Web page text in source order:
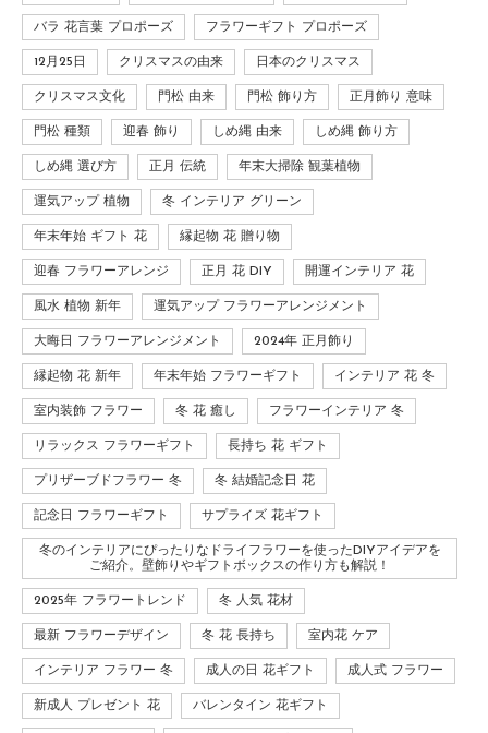
バラ 花言葉 プロポーズ フラワーギフト プロポーズ
12月25日 クリスマスの由来 日本のクリスマス
クリスマス文化 門松 由来 門松 飾り方 正月飾り 意味
門松 種類 迎春 飾り しめ縄 由来 しめ縄 飾り方
しめ縄 選び方 正月 伝統 年末大掃除 観葉植物
運気アップ 植物 冬 インテリア グリーン
年末年始 ギフト 花 縁起物 花 贈り物
迎春 フラワーアレンジ 正月 花 DIY 開運インテリア 花
風水 植物 新年 運気アップ フラワーアレンジメント
大晦日 フラワーアレンジメント 2024年 正月飾り
縁起物 花 新年 年末年始 フラワーギフト インテリア 花 冬
室内装飾 フラワー 冬 花 癒し フラワーインテリア 冬
リラックス フラワーギフト 長持ち 花 ギフト
プリザーブドフラワー 冬 冬 結婚記念日 花
記念日 フラワーギフト サプライズ 花ギフト
冬のインテリアにぴったりなドライフラワーを使ったDIYアイデアを
ご紹介。壁飾りやギフトボックスの作り方も解説！
2025年 フラワートレンド 冬 人気 花材
最新 フラワーデザイン 冬 花 長持ち 室内花 ケア
インテリア フラワー 冬 成人の日 花ギフト 成人式 フラワー
新成人 プレゼント 花 バレンタイン 花ギフト